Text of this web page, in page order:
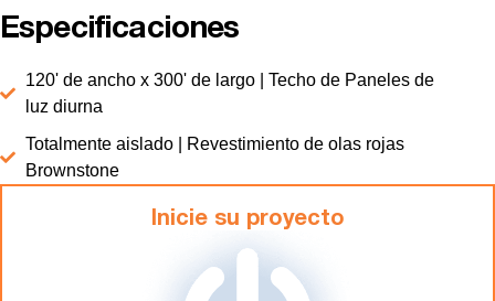
Especificaciones
120' de ancho x 300' de largo | Techo de Paneles de
luz diurna
Totalmente aislado | Revestimiento de olas rojas
Brownstone
Inicie su proyecto